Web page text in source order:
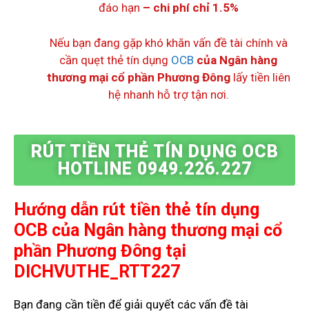
đáo hạn – chi phí chỉ 1.5%
Nếu bạn đang gặp khó khăn vấn đề tài chính và
cần quẹt thẻ tín dụng OCB của Ngân hàng
thương mại cổ phần Phương Đônglấy tiền liên
hệ nhanh hỗ trợ tận nơi.
RÚT TIỀN THẺ TÍN DỤNG OCB
HOTLINE 0949.226.227
Hướng dẫn rút tiền thẻ tín dụng
OCB của Ngân hàng thương mại cổ
phần Phương Đông tại
DICHVUTHE_RTT227
Bạn đang cần tiền để giải quyết các vấn đề tài